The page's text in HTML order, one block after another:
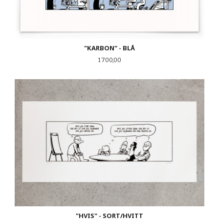
"KARBON" - BLÅ
Pris
1 700,00
"HVIS" - SORT/HVITT